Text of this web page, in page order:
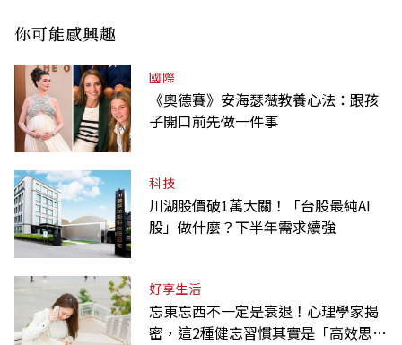
你可能感興趣
國際
《奧德賽》安海瑟薇教養心法：跟孩
子開口前先做一件事
科技
川湖股價破1萬大關！「台股最純AI
股」做什麼？下半年需求續強
好享生活
忘東忘西不一定是衰退！心理學家揭
密，這2種健忘習慣其實是「高效思